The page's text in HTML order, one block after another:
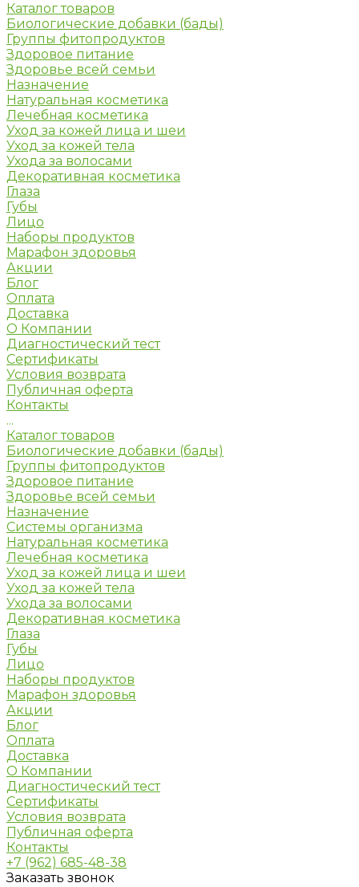
Каталог товаров
Биологические добавки (бады)
Группы фитопродуктов
Здоровое питание
Здоровье всей семьи
Назначение
Натуральная косметика
Лечебная косметика
Уход за кожей лица и шеи
Уход за кожей тела
Ухода за волосами
Декоративная косметика
Глаза
Губы
Лицо
Наборы продуктов
Марафон здоровья
Акции
Блог
Оплата
Доставка
О Компании
Диагностический тест
Сертификаты
Условия возврата
Публичная оферта
Контакты
...
Каталог товаров
Биологические добавки (бады)
Группы фитопродуктов
Здоровое питание
Здоровье всей семьи
Назначение
Системы организма
Натуральная косметика
Лечебная косметика
Уход за кожей лица и шеи
Уход за кожей тела
Ухода за волосами
Декоративная косметика
Глаза
Губы
Лицо
Наборы продуктов
Марафон здоровья
Акции
Блог
Оплата
Доставка
О Компании
Диагностический тест
Сертификаты
Условия возврата
Публичная оферта
Контакты
+7 (962) 685-48-38
Заказать звонок